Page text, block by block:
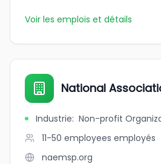
Voir les emplois et détails
National
Industrie: Non-profit
11-50 employees employés
naemsp.org